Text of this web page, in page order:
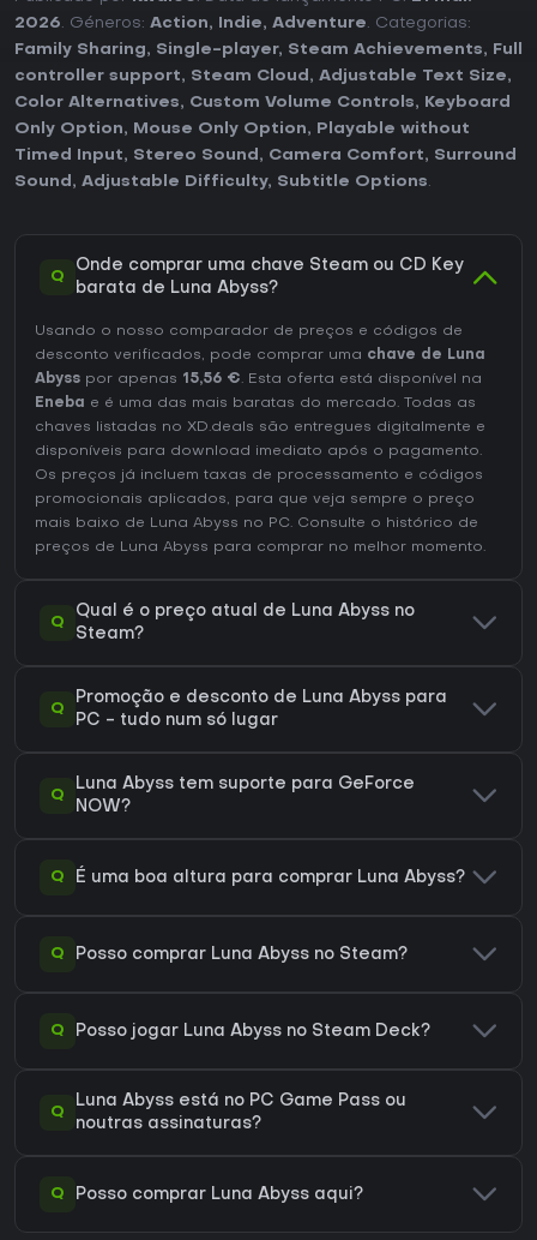
2026. Géneros: Action, Indie, Adventure. Categorias:
Family Sharing, Single-player, Steam Achievements,
Full
controller support, Steam Cloud , Adjustable Text Size,
Color Alternatives, Custom Volume Controls,
Keyboard
Only Option, Mouse Only Option,
Playable without
Timed Input, Stereo Sound , Camera Comfort, Surround
Sound , Adjustable Difficulty, Subtitle Options.
Q
Onde comprar uma chave Steam ou CD Key
barata de Luna Abyss?
Usando o nosso comparador de preços e códigos de
desconto verificados, pode comprar uma chave de Luna
Abyss por apenas 15,56 €. Esta oferta está disponível na
Eneba
e é uma das mais baratas do mercado. Todas as
chaves listadas no XD.deals são entregues digitalmente e
disponíveis para download imediato após o pagamento.
Os preços já incluem taxas de processamento e códigos
promocionais aplicados, para que veja sempre o preço
mais baixo de Luna Abyss no PC. Consulte o histórico de
preços de Luna Abyss para comprar no melhor momento.
Q
Qual é o preço atual de Luna Abyss no
Steam?
Q
Promoção e desconto de Luna Abyss para
PC - tudo num só lugar
Q
Luna Abyss tem suporte para GeForce
NOW?
Q É uma boa altura para comprar Luna Abyss?
Q Posso comprar Luna Abyss no Steam?
Q Posso jogar Luna Abyss no Steam Deck?
Q
Luna Abyss está no PC Game Pass ou
noutras assinaturas?
Q Posso comprar Luna Abyss aqui?